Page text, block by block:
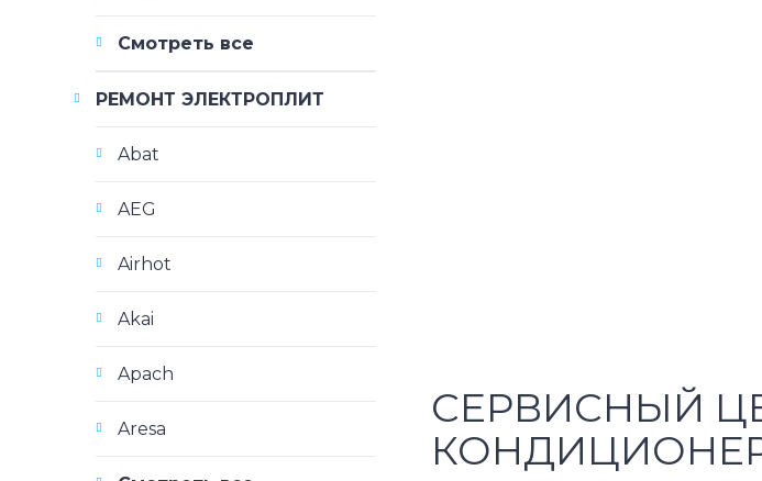
СЕРВИСНЫЙ
Смотреть все
РЕМОНТ ЭЛЕКТРОПЛИТ
Abat
AEG
Airhot
Akai
Apach
Aresa